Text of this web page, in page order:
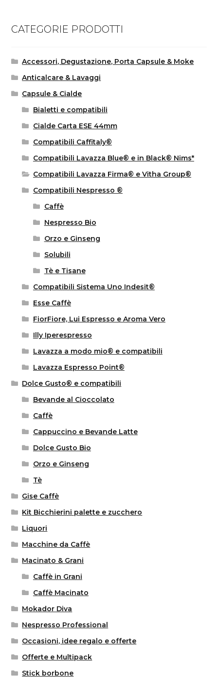
CATEGORIE PRODOTTI
Accessori, Degustazione, Porta Capsule & Moke
Anticalcare & Lavaggi
Capsule & Cialde
Bialetti e compatibili
Cialde Carta ESE 44mm
Compatibili Caffitaly®
Compatibili Lavazza Blue® e in Black® Nims*
Compatibili Lavazza Firma® e Vitha Group®
Compatibili Nespresso ®
Caffè
Nespresso Bio
Orzo e Ginseng
Solubili
Tè e Tisane
Compatibili Sistema Uno Indesit®
Esse Caffè
FiorFiore, Lui Espresso e Aroma Vero
Illy Iperespresso
Lavazza a modo mio® e compatibili
Lavazza Espresso Point®
Dolce Gusto® e compatibili
Bevande al Cioccolato
Caffè
Cappuccino e Bevande Latte
Dolce Gusto Bio
Orzo e Ginseng
Tè
Gise Caffè
Kit Bicchierini palette e zucchero
Liquori
Macchine da Caffè
Macinato & Grani
Caffè in Grani
Caffè Macinato
Mokador Diva
Nespresso Professional
Occasioni, idee regalo e offerte
Offerte e Multipack
Stick borbone